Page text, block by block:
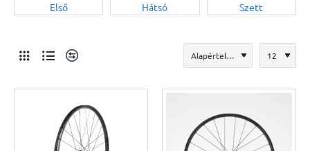
Első Hátsó Szett